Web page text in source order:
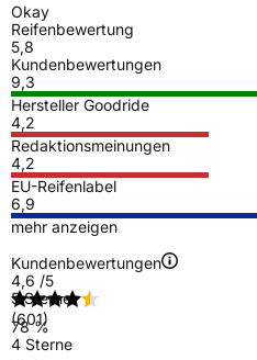
Okay
Reifenbewertung
5,8
Kundenbewertungen
9,3
Hersteller Goodride
4,2
Redaktionsmeinungen
4,2
EU-Reifenlabel
6,9
mehr anzeigen
Kundenbewertungen
4,6 /5
(601)
5 Sterne
78 %
4 Sterne